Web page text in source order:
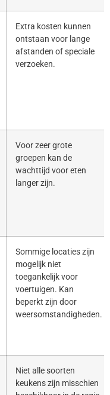
Extra kosten kunnen
ontstaan voor lange
afstanden of speciale
verzoeken.
Voor zeer grote
groepen kan de
wachttijd voor eten
langer zijn.
Sommige locaties zijn
mogelijk niet
toegankelijk voor
voertuigen. Kan
beperkt zijn door
weersomstandigheden.
Niet alle soorten
keukens zijn misschien